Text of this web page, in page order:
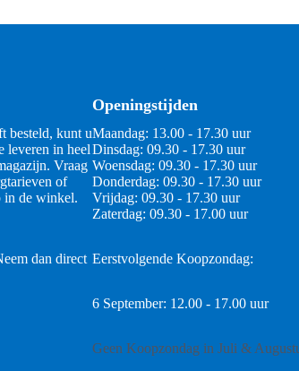
besteld, kunt u
leveren in heel
Vraag
of
in de winkel.
dan direct
Openingstijden
Maandag: 13.00 - 17.30 uur
Dinsdag: 09.30 - 17.30 uur
Woensdag: 09.30 - 17.30 uur
Donderdag: 09.30 - 17.30 uur
Vrijdag: 09.30 - 17.30 uur
Zaterdag: 09.30 - 17.00 uur
Eerstvolgende Koopzondag:
6 September: 12.00 - 17.00 uur
Geen Koopzondag in Juli &